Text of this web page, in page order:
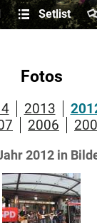
Fotos
2013
2006
2012 in
Setlist